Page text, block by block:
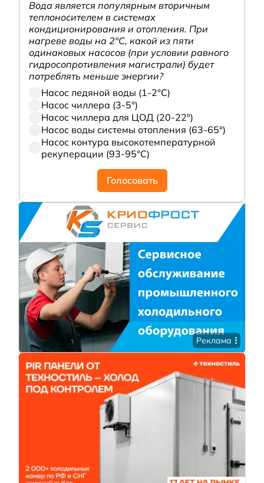
Вода является популярным вторичным
теплоносителем в системах
кондиционирования и отопления. При
нагреве воды на 2°С, какой из пяти
одинаковых насосов (при условии равного
гидросопротивления магистрали) будет
потреблять меньше энергии?
Насос ледяной воды (1-2°С)
Насос чиллера (3-5°)
Насос чиллера для ЦОД (20-22°)
Насос воды системы отопления (63-65°)
Насос контура высокотемпературной
рекуперации (93-95°С)
Голосовать
Реклама